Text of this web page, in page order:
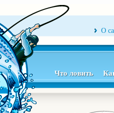
О
Что ловить